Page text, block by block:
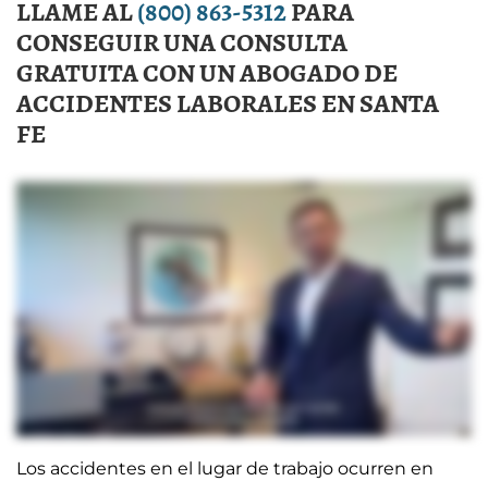
LLAME AL(800) 863-5312PARA
CONSEGUIR UNA CONSULTA
GRATUITA CON UN ABOGADO DE
ACCIDENTES LABORALES EN SANTA
FE
Los accidentes en el lugar de trabajo ocurren en